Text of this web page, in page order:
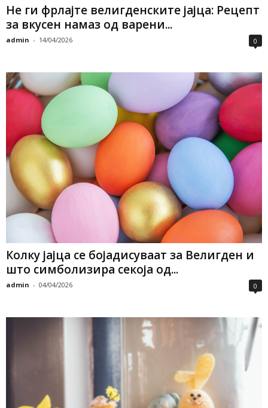
Не ги фрлајте велигденските јајца: Рецепт
за вкусен намаз од варени...
admin - 14/04/2026 0
Колку јајца се бојадисуваат за Велигден и
што симболизира секоја од...
admin - 04/04/2026 0